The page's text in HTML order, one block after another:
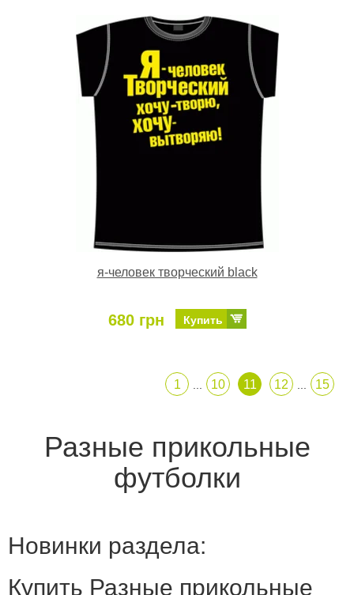
я-человек творческий black
680 грн Купить
1 10 11 12 15
Разные прикольные
футболки
Новинки раздела:
Купить Разные прикольные